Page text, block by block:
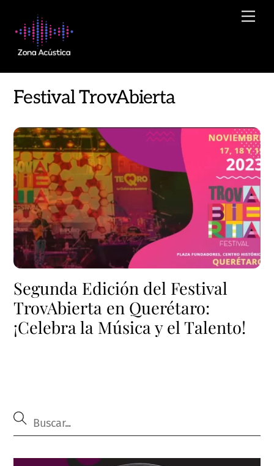
content
Festival TrovAbierta
Segunda Edición del Festival
TrovAbierta en Querétaro:
¡Celebra la Música y el Talento!